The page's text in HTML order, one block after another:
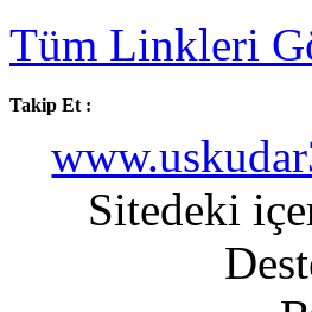
Tüm Linkleri
Takip Et :
Sitedeki